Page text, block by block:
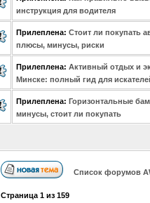
инструкция для водителя
Прилеплена: Стоит ли покупать
плюсы, минусы, риски
Прилеплена: Активный отдых и
Минске: полный гид для
Прилеплена: Горизонтальные
минусы, стоит ли покупать
Список форумов
Страница 1из 159